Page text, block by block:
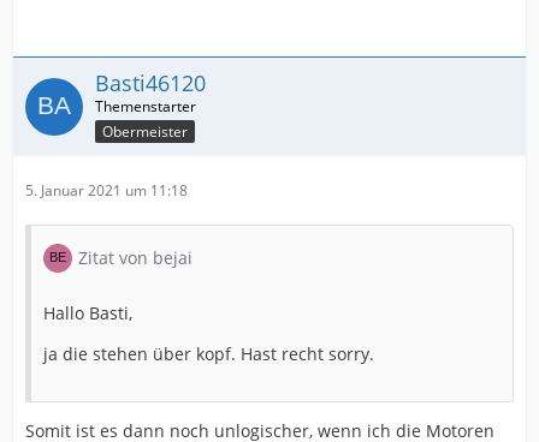
Basti46120
Obermeister
5. Januar 2021 um 11:18
Zitat von bejai
Hallo Basti,
ja die stehen über kopf. Hast recht sorry.
Somit ist es dann noch unlogischer, wenn ich die Motoren